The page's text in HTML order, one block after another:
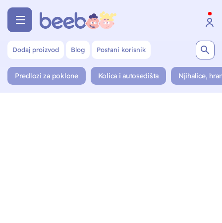
Dodaj proizvod Blog Postani korisnik
Predlozi za poklone Kolica i autosedišta Njihalice,